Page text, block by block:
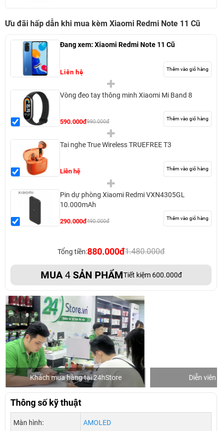
Ưu đãi hấp dẫn khi mua kèm Xiaomi Redmi Note 11 Cũ
Đang xem: Xiaomi Redmi Note 11 Cũ
Liên hệ Thêm vào giỏ hàng
Vòng đeo tay thông minh Xiaomi Mi Band 8
590.000đ990.000đ Thêm vào giỏ hàng
Tai nghe True Wireless TRUEFREE T3
Liên hệ Thêm vào giỏ hàng
Pin dự phòng Xiaomi Redmi VXN4305GL
10.000mAh
290.000đ490.000đ Thêm vào giỏ hàng
Tổng tiền:880.000đ1.480.000đ
MUA4SẢN PHẨMTiết kiệm 600.000đ
Khách mua hàng tại 24hStore Diễn viên
Thông số kỹ thuật
Màn hình: AMOLED